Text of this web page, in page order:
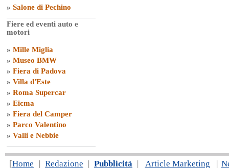
» Salone di Pechino
Fiere ed eventi auto e
motori
» Mille Miglia
» Museo BMW
» Fiera di Padova
» Villa d'Este
» Roma Supercar
» Eicma
» Fiera del Camper
» Parco Valentino
» Valli e Nebbie
[Home | Redazione | Pubblicità | Article Marketing |